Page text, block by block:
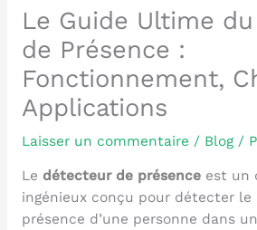
Le Guide Ultime
de Présence :
Fonctionnement,
Applications
Laisser un commentaire / Blog/
Le détecteur de présenceest un
ingénieux conçu pour détecter
présence d’une personne dans